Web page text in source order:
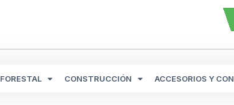
FORESTAL CONSTRUCCIÓN ACCESORIOS Y